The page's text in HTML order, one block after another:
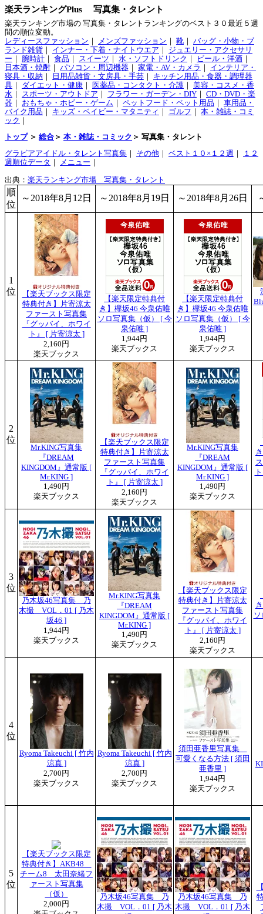
楽天ランキングPlus 写真集・タレント
楽天ランキング市場の 写真集・タレントランキングのベスト３０最近５週
間の順位変動。
レディースファッション
メンズファッション 靴
バッグ・小物・ブ
ランド雑貨
インナー・下着・ナイトウエア
ジュエリー・アクセサリ
ー
腕時計 食品 スイーツ 水・ソフトドリンク ビール・洋酒
日本酒・焼酎
パソコン・周辺機器 家電・AV・カメラ
インテリア・
寝具・収納
日用品雑貨・文房具・手芸
キッチン用品・食器・調理器
具
ダイエット・健康 医薬品・コンタクト・介護
美容・コスメ・香
水
スポーツ・アウトドア フラワー・ガーデン・DIY
CD・DVD・楽
器
おもちゃ・ホビー・ゲーム ペットフード・ペット用品
車用品・
バイク用品
キッズ・ベイビー・マタニティ ゴルフ
本・雑誌・コミ
ック
トップ＞ 総合 ＞ 本・雑誌・コミック ＞ 写真集・タレント
グラビアアイドル・タレント写真集 ｜ その他 ｜ ベスト１０×１２週 ｜
１２
週順位データ ｜ メニュー ｜
出典： 楽天ランキング市場 写真集・タレント
順
位
～2018年8月12日 ～2018年8月19日 ～2018年8月26日
1
位
【楽天ブックス限定
特典付き】片寄涼太
ファースト写真集
『グッバイ、ホワイ
ト』 [ 片寄涼太 ]
2,160円
楽天ブックス
【楽天限定特典付
き】欅坂46 今泉佑唯
ソロ写真集（仮） [ 今
泉佑唯 ]
1,944円
楽天ブックス
【楽天限定特典付
き】欅坂46 今泉佑唯
ソロ写真集（仮） [ 今
泉佑唯 ]
1,944円
楽天ブックス
2
位
Mr.KING写真集
『DREAM
KINGDOM』通常版 [
Mr.KING ]
1,490円
楽天ブックス
【楽天ブックス限定
特典付き】片寄涼太
ファースト写真集
『グッバイ、ホワイ
ト』 [ 片寄涼太 ]
2,160円
楽天ブックス
Mr.KING写真集
『DREAM
KINGDOM』通常版 [
Mr.KING ]
1,490円
楽天ブックス
3
位
乃木坂46写真集 乃
木撮 VOL．01 [ 乃木
坂46 ]
1,944円
楽天ブックス
Mr.KING写真集
『DREAM
KINGDOM』通常版 [
Mr.KING ]
1,490円
楽天ブックス
【楽天ブックス限定
特典付き】片寄涼太
ファースト写真集
『グッバイ、ホワイ
ト』 [ 片寄涼太 ]
2,160円
楽天ブックス
4
位
Ryoma Takeuchi [ 竹内
涼真 ]
2,700円
楽天ブックス
Ryoma Takeuchi [ 竹内
涼真 ]
2,700円
楽天ブックス
須田亜香里写真集
可愛くなる方法 [ 須田
亜香里 ]
1,944円
楽天ブックス
5
位
【楽天ブックス限定
特典付き】AKB48
チーム8 太田奈緒フ
ァースト写真集
（仮）
2,000円
乃木坂46写真集 乃
木撮 VOL．01 [ 乃木
乃木坂46写真集 乃
木撮 VOL．01 [ 乃木